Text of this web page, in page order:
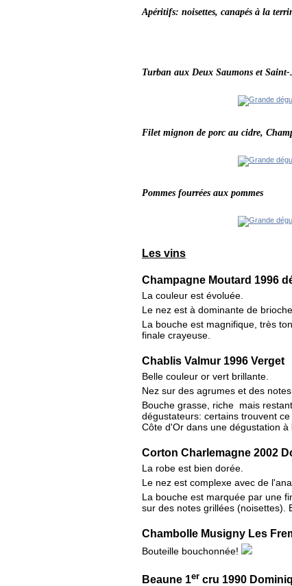
Apéritifs: noisettes, canapés à la
Turban aux Deux Saumons et Saint-
Filet mignon de porc au cidre,
Pommes fourrées aux pommes
Les vins
Champagne Moutard 1996
La couleur est évoluée.
Le nez est à dominante de
La bouche est magnifique, très
finale crayeuse.
Chablis Valmur 1996 Verget
Belle couleur or vert brillante.
Nez sur des agrumes et des
Bouche grasse, riche mais
dégustateurs: certains trouvent
Côte d'Or dans une dégustation à
Corton Charlemagne 2002
La robe est bien dorée.
Le nez est complexe avec de
La bouche est marquée par une
sur des notes grillées (noisettes).
Chambolle Musigny Les
Bouteille bouchonnée!
Beaune 1er cru 1990